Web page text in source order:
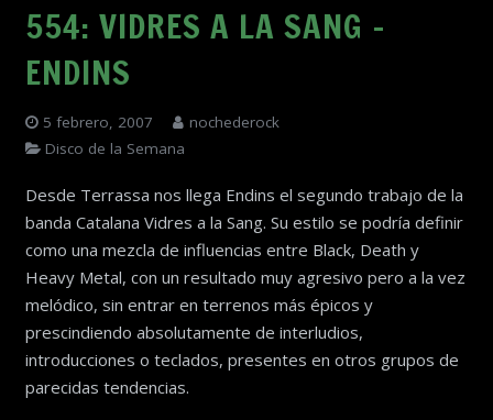
554: VIDRES A LA SANG –
ENDINS
5 febrero, 2007
nochederock
Disco de la Semana
Desde Terrassa nos llega Endins el segundo trabajo de la
banda Catalana Vidres a la Sang. Su estilo se podría definir
como una mezcla de influencias entre Black, Death y
Heavy Metal, con un resultado muy agresivo pero a la vez
melódico, sin entrar en terrenos más épicos y
prescindiendo absolutamente de interludios,
introducciones o teclados, presentes en otros grupos de
parecidas tendencias.